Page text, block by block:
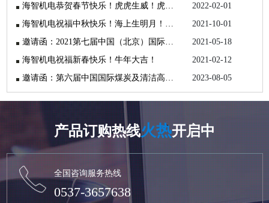
海智机电恭贺春节快乐！虎虎生威！虎年大吉！
2022-02-01
2021-10-01
邀请函：2021第七届中国（北京）国际矿业展览会
2021-05-18
海智机电祝福新春快乐！牛年大吉！
2021-02-12
2023-08-05
产品订购热线火热开启中
全国咨询服务热线
0537-3657638